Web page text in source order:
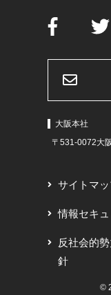
大阪本社
〒531-0072大
サイトマ
情報セキ
反社会的
針
©